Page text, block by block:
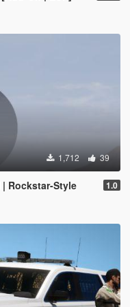
1,712 39
Rockstar-Style 1.0